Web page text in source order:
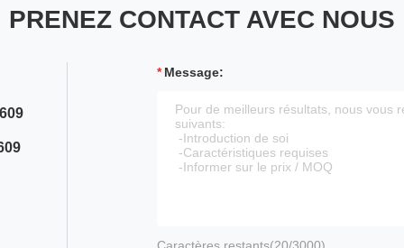
PRENEZ CONTACT AVEC NOUS
Message: